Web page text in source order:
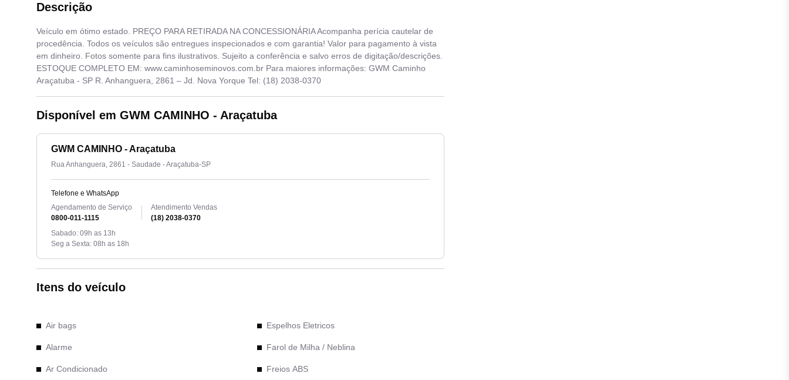
Descrição
Veículo em ótimo estado. PREÇO PARA RETIRADA NA CONCESSIONÁRIA Acompanha perícia cautelar de
procedência. Todos os veículos são entregues inspecionados e com garantia! Valor para pagamento à vista
em dinheiro. Fotos somente para fins ilustrativos. Sujeito a conferência e salvo erros de digitação/descrições.
ESTOQUE COMPLETO EM: www.caminhoseminovos.com.br Para maiores informações: GWM Caminho
Araçatuba - SP R. Anhanguera, 2861 – Jd. Nova Yorque Tel: (18) 2038-0370
Disponível em GWM CAMINHO - Araçatuba
GWM CAMINHO - Araçatuba
Rua Anhanguera, 2861 - Saudade - Araçatuba-SP
Telefone e WhatsApp
Agendamento de Serviço
0800-011-1115
Atendimento Vendas
(18) 2038-0370
Sabado: 09h as 13h
Seg a Sexta: 08h as 18h
Itens do veículo
Air bags
Alarme
Ar Condicionado
Espelhos Eletricos
Farol de Milha / Neblina
Freios ABS